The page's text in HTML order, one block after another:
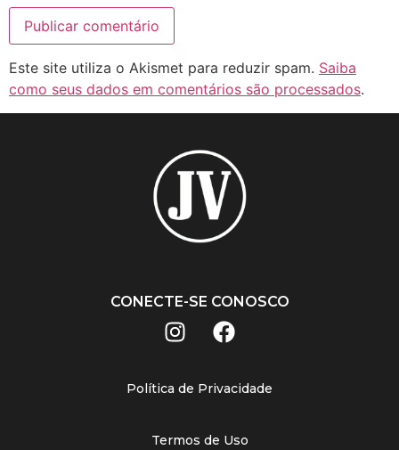
Este site utiliza o Akismet para reduzir spam. Saiba
como seus dados em comentários são processados.
CONECTE-SE CONOSCO
Política de Privacidade
Termos de Uso